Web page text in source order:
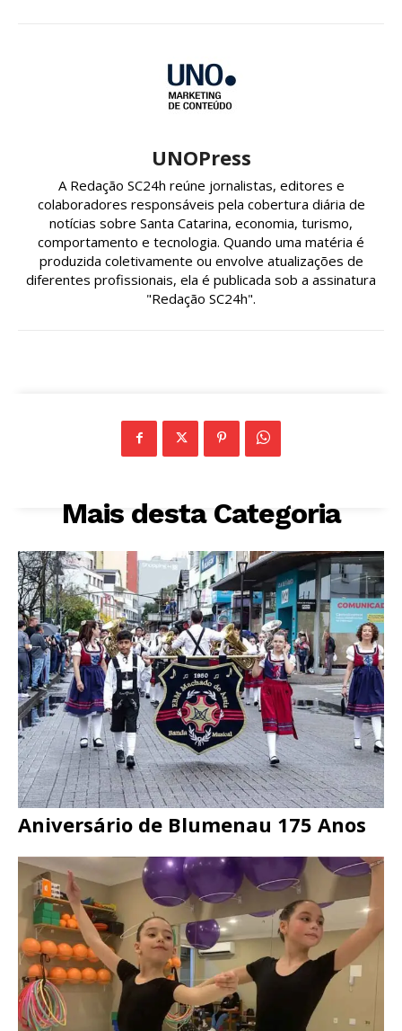
UNOPress
A Redação SC24h reúne jornalistas, editores e
colaboradores responsáveis pela cobertura diária de
notícias sobre Santa Catarina, economia, turismo,
comportamento e tecnologia. Quando uma matéria é
produzida coletivamente ou envolve atualizações de
diferentes profissionais, ela é publicada sob a assinatura
"Redação SC24h".
Mais desta Categoria
Aniversário de Blumenau 175 Anos